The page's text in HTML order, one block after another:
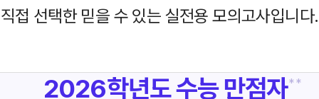
직접 선택한 믿을 수 있는 실전용 모의고사입니다.
2026학년도수능 만점자* *